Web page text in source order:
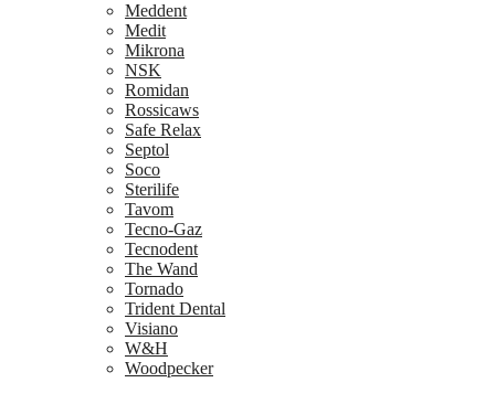
Meddent
Medit
Mikrona
NSK
Romidan
Rossicaws
Safe Relax
Septol
Soco
Sterilife
Tavom
Tecno-Gaz
Tecnodent
The Wand
Tornado
Trident Dental
Visiano
W&H
Woodpecker